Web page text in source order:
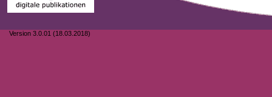
Version 3.0.01 (18.03.2018)